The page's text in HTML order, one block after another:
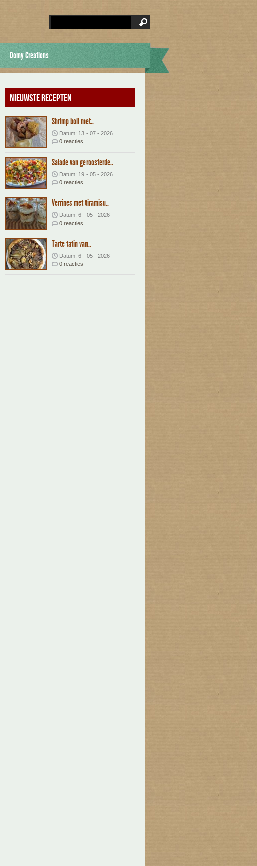
Domy Creations
Nieuwste recepten
Shrimp boil met..
Datum: 13 - 07 - 2026
0 reacties
Salade van geroosterde..
Datum: 19 - 05 - 2026
0 reacties
Verrines met tiramisu..
Datum: 6 - 05 - 2026
0 reacties
Tarte tatin van..
Datum: 6 - 05 - 2026
0 reacties